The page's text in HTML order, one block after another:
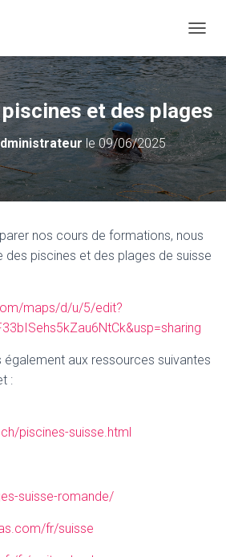
É
P
E
R
L
A
N
A
G
A
et des plages
le09/06/2025
nos cours de formations, nous
des piscines et des plages de suisse
maps/d/u/5/edit?
aux ressources suivantes
:
piscines-suisse.html
suisse-romande/
fr/suisse